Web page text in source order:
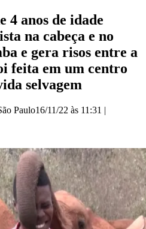
4 anos de idade
na cabeça e no
e gera risos entre a
feita em um centro
selvagem
Paulo16/11/22 às 11:31 |